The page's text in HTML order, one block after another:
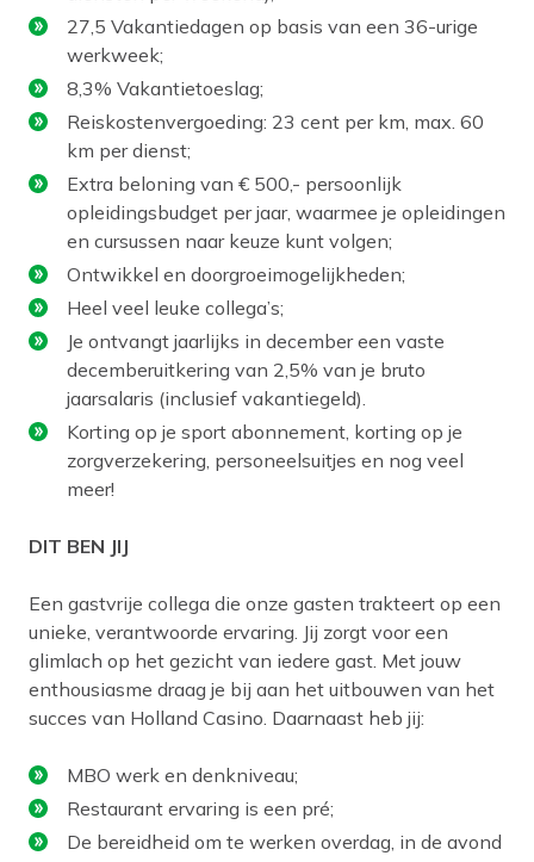
27,5 Vakantiedagen op basis van een 36-urige
werkweek;
8,3% Vakantietoeslag;
Reiskostenvergoeding: 23 cent per km, max. 60
km per dienst;
Extra beloning van € 500,- persoonlijk
opleidingsbudget per jaar, waarmee je opleidingen
en cursussen naar keuze kunt volgen;
Ontwikkel en doorgroeimogelijkheden;
Heel veel leuke collega’s;
Je ontvangt jaarlijks in december een vaste
decemberuitkering van 2,5% van je bruto
jaarsalaris (inclusief vakantiegeld).
Korting op je sport abonnement, korting op je
zorgverzekering, personeelsuitjes en nog veel
meer!
DIT BEN JIJ
Een gastvrije collega die onze gasten trakteert op een
unieke, verantwoorde ervaring. Jij zorgt voor een
glimlach op het gezicht van iedere gast. Met jouw
enthousiasme draag je bij aan het uitbouwen van het
succes van Holland Casino. Daarnaast heb jij:
MBO werk en denkniveau;
Restaurant ervaring is een pré;
De bereidheid om te werken overdag, in de avond